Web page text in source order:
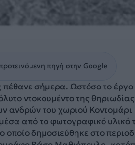
πηγή στην Google
σήμερα. Ωστόσο το έργο
ντοκουμέντο της
ανδρών του χωριού Κοντομάρι
από το φωτογραφικό υλικό
δημοσιεύθηκε στο